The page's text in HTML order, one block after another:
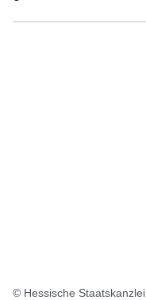
© Hessische Staatskanzlei